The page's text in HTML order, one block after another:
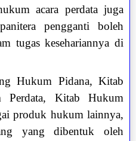
acara perdata juga
pengganti boleh
tugas kesehariannya di
Hukum Pidana, Kitab
Perdata, Kitab Hukum
produk hukum lainnya,
yang dibentuk oleh